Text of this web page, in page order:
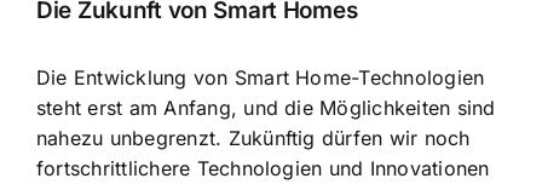
Die Zukunft von Smart Homes
Die Entwicklung von Smart Home-Technologien
steht erst am Anfang, und die Möglichkeiten sind
nahezu unbegrenzt. Zukünftig dürfen wir noch
fortschrittlichere Technologien und Innovationen